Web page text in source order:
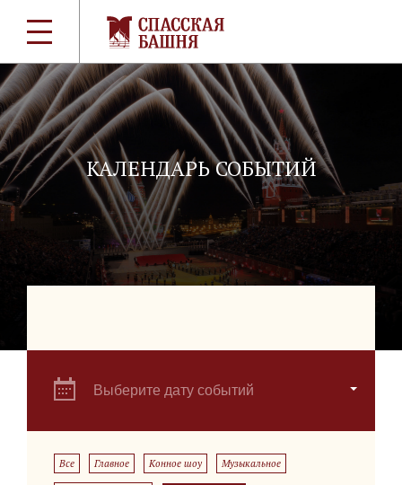
КАЛЕНДАРЬ СОБЫТИЙ
Выберите дату событий
Все Главное Конное шоу Музыкальное